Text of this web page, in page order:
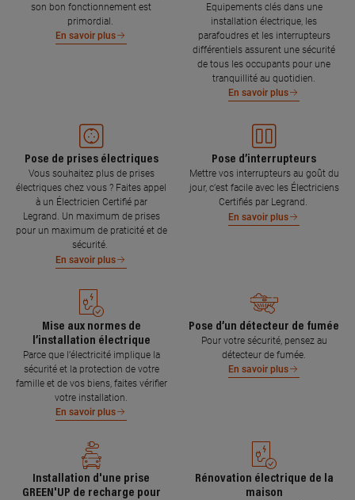
son bon fonctionnement est
primordial.
En savoir plus
Equipements clés dans une
installation électrique, les
parafoudres et les interrupteurs
différentiels assurent une sécurité
de tous les occupants pour une
tranquillité au quotidien.
En savoir plus
Pose de prises électriques
Vous souhaitez plus de prises
électriques chez vous ? Faites appel
à un Électricien Certifié par
Legrand. Un maximum de prises
pour un maximum de praticité et de
sécurité.
En savoir plus
Pose d’interrupteurs
Mettre vos interrupteurs au goût du
jour, c’est facile avec les Électriciens
Certifiés par Legrand.
En savoir plus
Mise aux normes de
l’installation électrique
Parce que l’électricité implique la
sécurité et la protection de votre
famille et de vos biens, faites vérifier
votre installation.
En savoir plus
Pose d’un détecteur de fumée
Pour votre sécurité, pensez au
détecteur de fumée.
En savoir plus
Installation d'une prise
GREEN'UP de recharge pour
Rénovation électrique de la
maison